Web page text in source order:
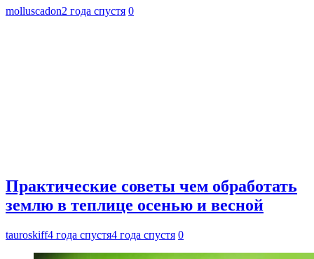
molluscadon2 года спустя 0
Практические советы чем обработать
землю в теплице осенью и весной
tauroskiff4 года спустя4 года спустя 0